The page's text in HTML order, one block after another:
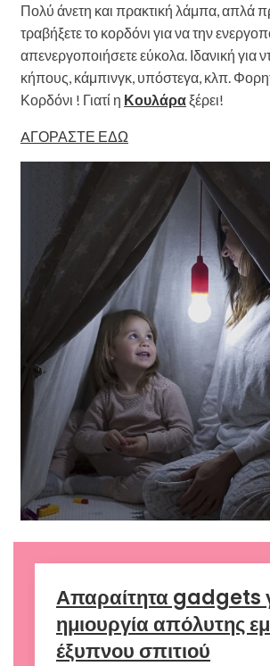
Πολύ άνετη και πρακτική λάμπα, απλά
τραβήξετε το κορδόνι για να την
απενεργοποιήσετε εύκολα. Ιδανική για
κήπους, κάμπινγκ, υπόστεγα, κλπ.
Κορδόνι ! Γιατί η Κουλάραξέρει!
AΓΟΡΑΣΤΕ ΕΔΩ
Απαραίτητα gadgets
ημιουργία απόλυτης
έξυπνου σπιτιού